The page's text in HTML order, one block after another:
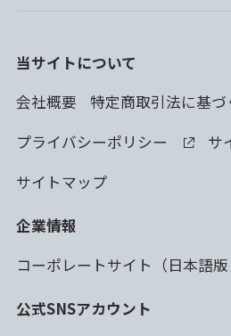
当サイトについて
会社概要
特定商取引法に基づ
プライバシーポリシー
サ
サイトマップ
企業情報
コーポレートサイト（日本語版
公式SNSアカウント